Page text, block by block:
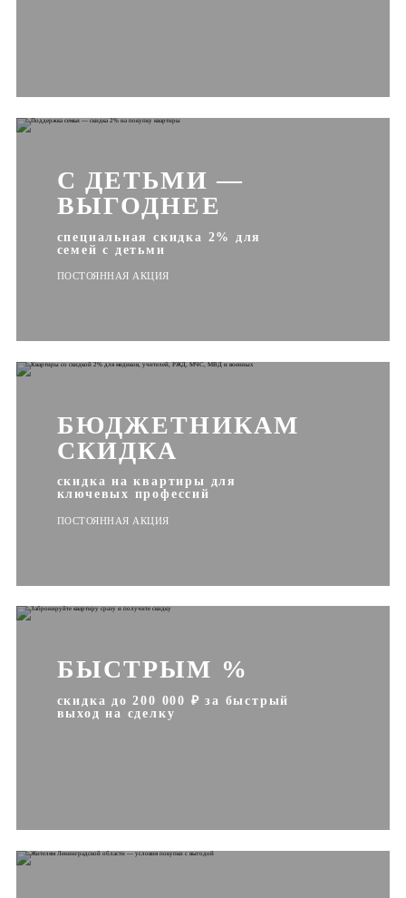
С ДЕТЬМИ —
ВЫГОДНЕЕ
специальная скидка 2% для
семей с детьми
ПОСТОЯННАЯ АКЦИЯ
БЮДЖЕТНИКАМ
СКИДКА
скидка на квартиры для
ключевых профессий
ПОСТОЯННАЯ АКЦИЯ
БЫСТРЫМ %
скидка до 200 000 ₽ за быстрый
выход на сделку